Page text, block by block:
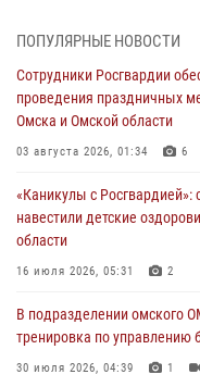
Росгвардия обеспечила
29 июля 2026, 01:49
Росгвардейцы приняли
Руси в Омске
При содействии спецназа
миграционного
27 июля 2026, 07:54
Росгвардия обеспечила
Омске
27 июля 2026, 01:42
ПОПУЛЯРНЫЕ НОВОСТИ
Сотрудники Росгвардии
проведения праздничных
Омска и Омской области
03 августа 2026, 01:34 6
«Каникулы с
навестили детские
области
16 июля 2026, 05:31 2
В подразделении омского
тренировка по управлению
30 июля 2026, 04:39 1